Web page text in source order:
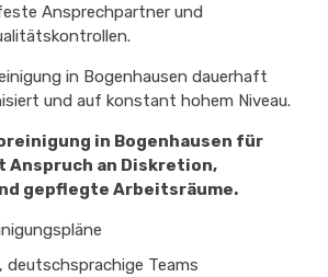
Ansprechpartner und
in Bogenhausen dauerhaft
und auf konstant hohem Niveau.
in Bogenhausen für
Anspruch an Diskretion,
gepflegte Arbeitsräume.
Teams